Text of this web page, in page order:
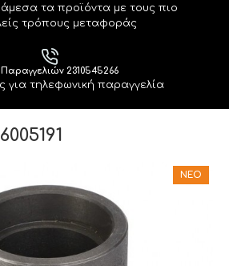
τα προϊόντα με τους πιο
τρόπους μεταφοράς
Παραγγελιών 2310545266
για τηλεφωνική παραγγελία
ΝΈΟ